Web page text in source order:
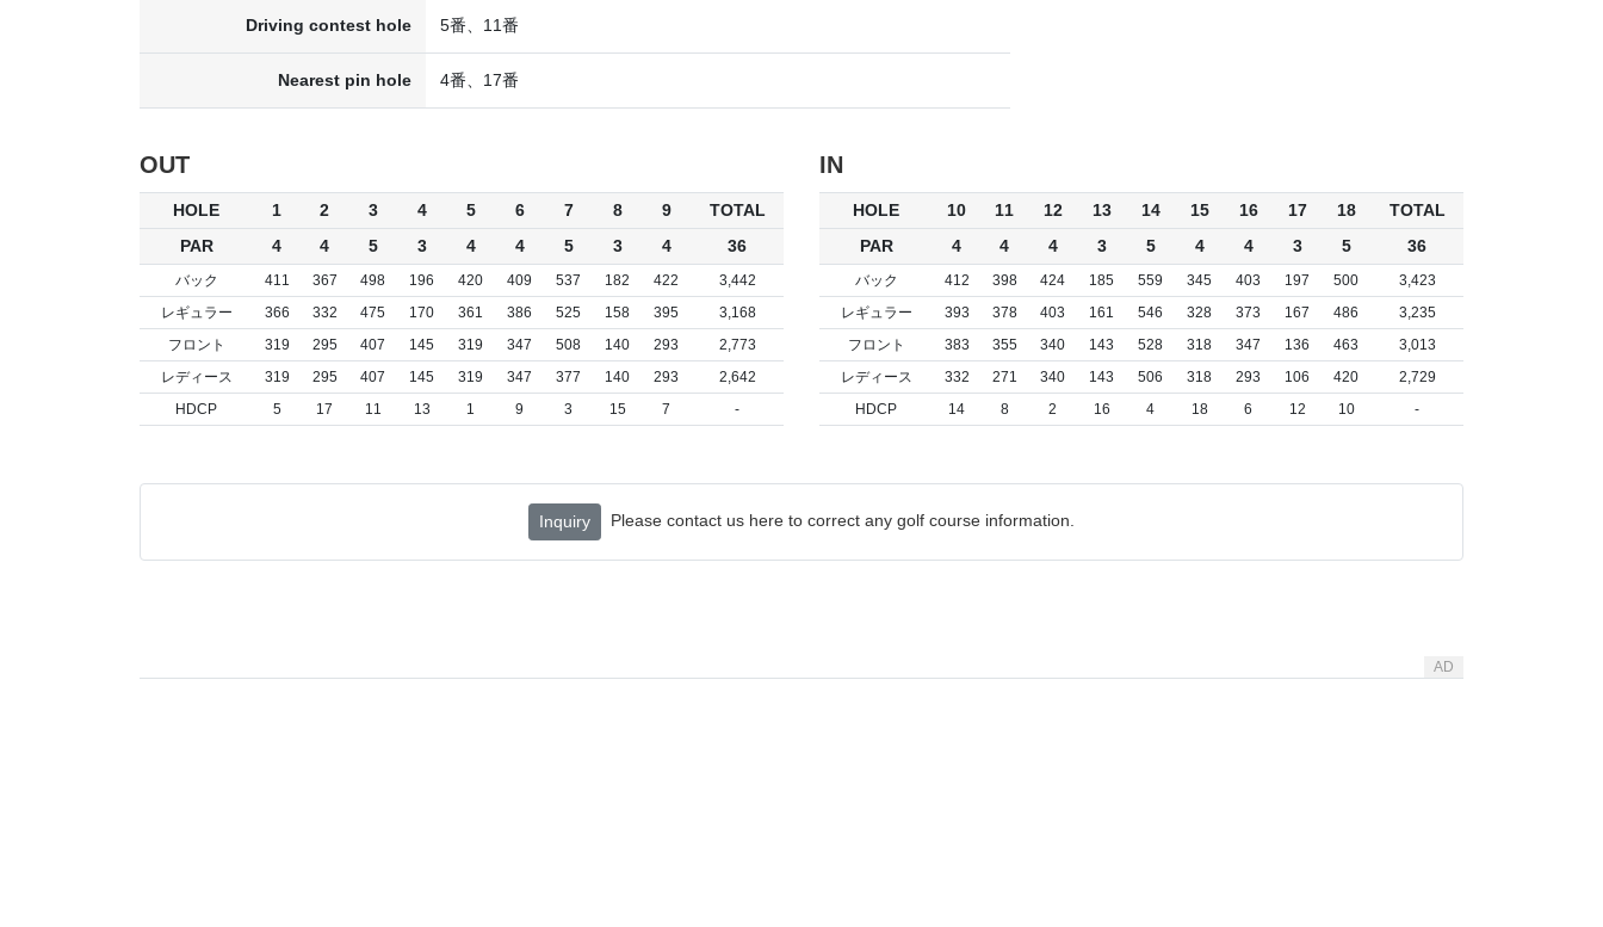
Driving contest hole 5番、11番
Nearest pin hole 4番、17番
OUT
HOLE 1 2 3 4 5 6 7 8 9
TOTAL
PAR
4 4 5 3 4 4 5 3 4 36
バック 411 367 498 196 420 409 537 182 422
3,442
レギュラー
366 332 475 170 361 386 525 158 395
3,168
フロント
319 295 407 145 319 347 508 140 293
2,773
レディース
319 295 407 145 319 347 377 140 293
2,642
HDCP
5 17 11 13 1 9 3 15 7 -
IN
HOLE 10 11 12 13 14 15 16 17 18
TOTAL
PAR
4 4 4 3 5 4 4 3 5 36
バック 412 398 424 185 559 345 403 197 500
3,423
レギュラー
393 378 403 161 546 328 373 167 486
3,235
フロント
383 355 340 143 528 318 347 136 463
3,013
レディース
332 271 340 143 506 318 293 106 420
2,729
HDCP
14 8 2 16 4 18 6 12 10 -
Inquiry Please contact us here to correct any golf course information.
AD